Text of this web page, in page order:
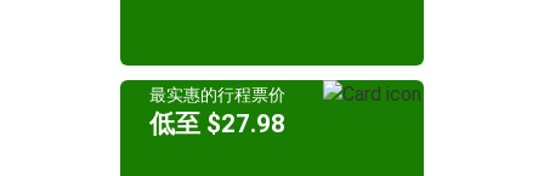
最实惠的行程票价
低至 $27.98